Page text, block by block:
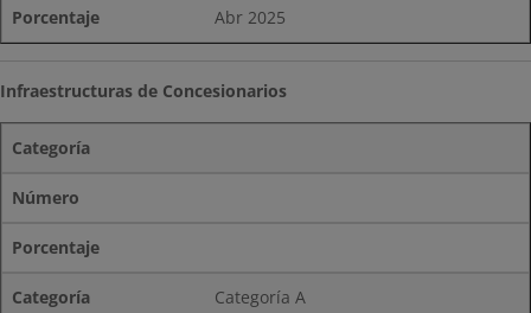
Abr 2025
Infraestructuras de Concesionarios
Categoría
Número
Porcentaje
Categoría A